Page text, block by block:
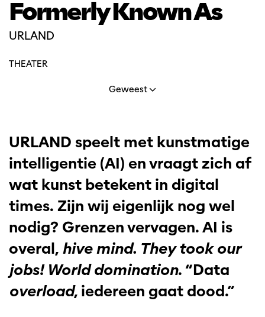
Formerly Known As
URLAND
THEATER
Geweest
URLAND speelt met kunstmatige
intelligentie (AI) en vraagt zich af
wat kunst betekent in digital
times. Zijn wij eigenlijk nog wel
nodig? Grenzen vervagen. AI is
overal, hive mind. They took our
jobs! World domination. “Data
overload, iedereen gaat dood.”